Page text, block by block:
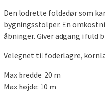
Den lodrette foldedør som
bygningsstolper. En
åbninger. Giver adgang i fuld
Velegnet til foderlagre,
Max bredde: 20 m
Max højde: 10 m